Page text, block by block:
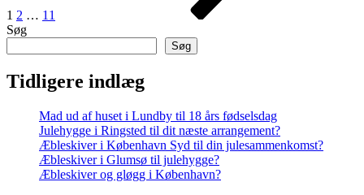
1 2 … 11
Søg
Søg
Tidligere indlæg
Mad ud af huset i Lundby til 18 års fødselsdag
Julehygge i Ringsted til dit næste arrangement?
Æbleskiver i København Syd til din julesammenkomst?
Æbleskiver i Glumsø til julehygge?
Æbleskiver og gløgg i København?